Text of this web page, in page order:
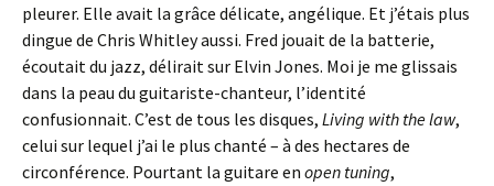
pleurer. Elle avait la grâce délicate, angélique. Et j’étais plus
dingue de Chris Whitley aussi. Fred jouait de la batterie,
écoutait du jazz, délirait sur Elvin Jones. Moi je me glissais
dans la peau du guitariste-chanteur, l’identité
confusionnait. C’est de tous les disques, Living with the law,
celui sur lequel j’ai le plus chanté – à des hectares de
circonférence. Pourtant la guitare en open tuning,